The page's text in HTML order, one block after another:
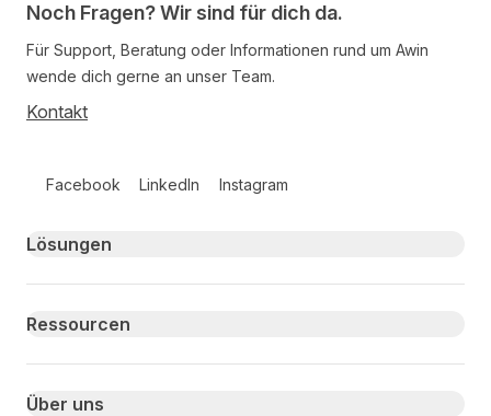
Noch Fragen? Wir sind für dich da.
Für Support, Beratung oder Informationen rund um Awin
wende dich gerne an unser Team.
Kontakt
Facebook LinkedIn Instagram
Primary footer navigation
Lösungen
Ressourcen
Über uns